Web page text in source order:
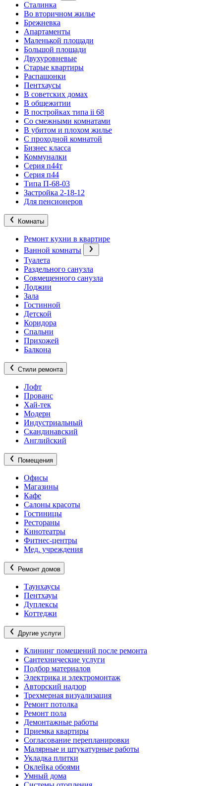
Сталинка
Во вторичном жилье
Брежневка
Апартаменты
Маленькой площади
Большой площади
Двухуровневые
Старые квартиры
Распашонки
Пентхаусы
В советских домах
В общежитии
В постройках типа ii 68
Со смежными комнатами
В убитом и плохом жилье
С проходной комнатой
Бизнес класса
Коммуналки
Серия п44т
Серия п44
Типа П-68-03
Застройка 2-18-12
Для пенсионеров
Комнаты
Ремонт кухни в квартире
Ванной комнаты
Туалета
Раздельного санузла
Совмещенного санузла
Лоджии
Зала
Гостинной
Детской
Коридора
Спальни
Прихожей
Балкона
Стили ремонта
Лофт
Прованс
Хай-тек
Модерн
Индустриальный
Скандинавский
Английский
Помещения
Офисы
Магазины
Кафе
Салоны красоты
Гостиницы
Рестораны
Кинотеатры
Фитнес-центры
Мед. учреждения
Ремонт домов
Таунхаусы
Пентхауы
Дуплексы
Коттеджи
Другие услуги
Клининг помещений после ремонта
Сантехнические услуги
Подбор материалов
Электрика и электромонтаж
Авторский надзор
Трехмерная визуализация
Ремонт потолка
Ремонт пола
Демонтажные работы
Приемка квартиры
Согласование перепланировки
Малярные и штукатурные работы
Укладка плитки
Оклейка обоями
Умный дома